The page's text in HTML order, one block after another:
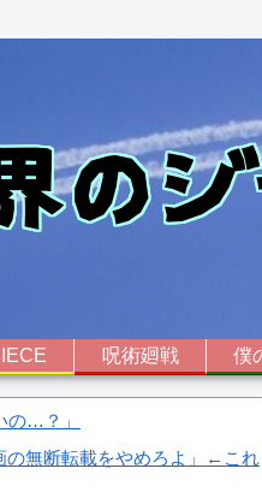
呪術廻戦 僕
の…？」
の無断転載をやめろよ」←これ